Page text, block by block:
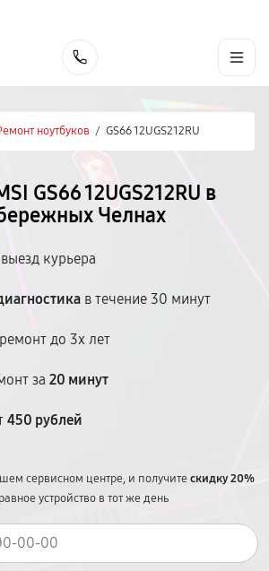
ноутбуков / GS66 12UGS212RU
GS66 12UGS212RU в
Челнах
выезд курьера
в течение 30 минут
до 3х лет
за 20 минут
450 рублей
сервисном центре, и получитескидку 20%
устройство в тот же день